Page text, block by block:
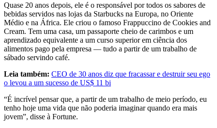
Quase 20 anos depois, ele é o responsável por todos os sabores de
bebidas servidos nas lojas da Starbucks na Europa, no Oriente
Médio e na África. Ele criou o famoso Frappuccino de Cookies and
Cream. Tem uma casa, um passaporte cheio de carimbos e um
aprendizado equivalente a um curso superior em ciência dos
alimentos pago pela empresa — tudo a partir de um trabalho de
sábado servindo café.
Leia também: CEO de 30 anos diz que fracassar e destruir seu ego
o levou a um sucesso de US$ 11 bi
“É incrível pensar que, a partir de um trabalho de meio período, eu
tenho hoje uma vida que não poderia imaginar quando era mais
jovem”, disse à Fortune.